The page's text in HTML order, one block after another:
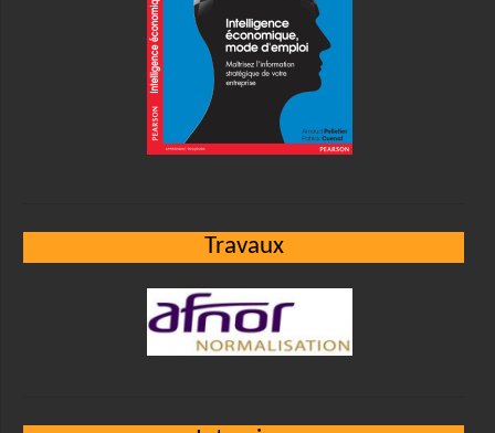
Travaux